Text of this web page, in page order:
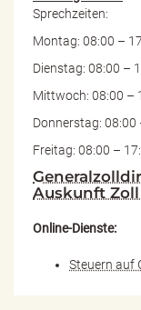
Sprechzeiten:
Montag: 08:00 –
Dienstag: 08:00 –
Mittwoch: 08:00 –
Donnerstag: 08:00
Freitag: 08:00 –
Auskunft Zoll
Online-Dienste:
Steuern auf